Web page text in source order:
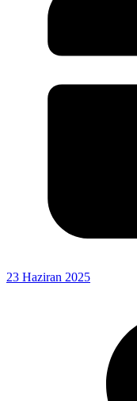
23 Haziran 2025